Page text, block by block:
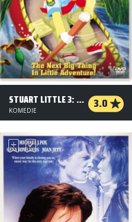
STUART LITTLE 3: NATUREN KALDER 3.0
KOMEDIE